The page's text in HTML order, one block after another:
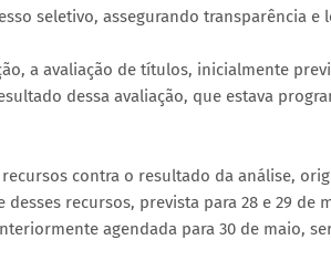
seletivo, assegurando transparência
a avaliação de títulos, inicialmente
dessa avaliação, que estava
recursos contra o resultado da análise,
desses recursos, prevista para 28 e 29
agendada para 30 de maio,